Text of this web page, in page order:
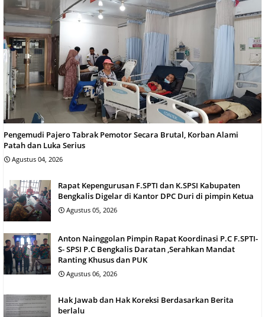
Pengemudi Pajero Tabrak Pemotor Secara Brutal, Korban Alami
Patah dan Luka Serius
Agustus 04, 2026
Rapat Kepengurusan F.SPTI dan K.SPSI Kabupaten
Bengkalis Digelar di Kantor DPC Duri di pimpin Ketua
Agustus 05, 2026
Anton Nainggolan Pimpin Rapat Koordinasi P.C F.SPTI-
S- SPSI P.C Bengkalis Daratan ,Serahkan Mandat
Ranting Khusus dan PUK
Agustus 06, 2026
Hak Jawab dan Hak Koreksi Berdasarkan Berita
berlalu